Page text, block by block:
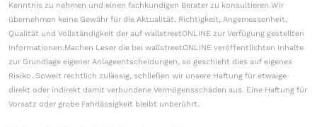
Kenntnis zu nehmen und einen fachkundigen Berater zu konsultieren.Wir
übernehmen keine Gewähr für die Aktualität, Richtigkeit, Angemessenheit,
Qualität und Vollständigkeit der auf wallstreetONLINE zur Verfügung gestellten
Informationen.Machen Leser die bei wallstreetONLINE veröffentlichten Inhalte
zur Grundlage eigener Anlageentscheidungen, so geschieht dies auf eigenes
Risiko. Soweit rechtlich zulässig, schließen wir unsere Haftung für etwaige
direkt oder indirekt damit verbundene Vermögensschäden aus. Eine Haftung für
Vorsatz oder grobe Fahrlässigkeit bleibt unberührt.